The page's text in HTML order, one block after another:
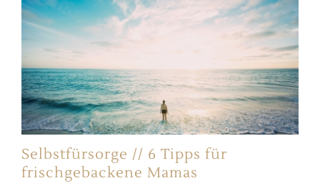
Selbstfürsorge // 6 Tipps für
frischgebackene Mamas